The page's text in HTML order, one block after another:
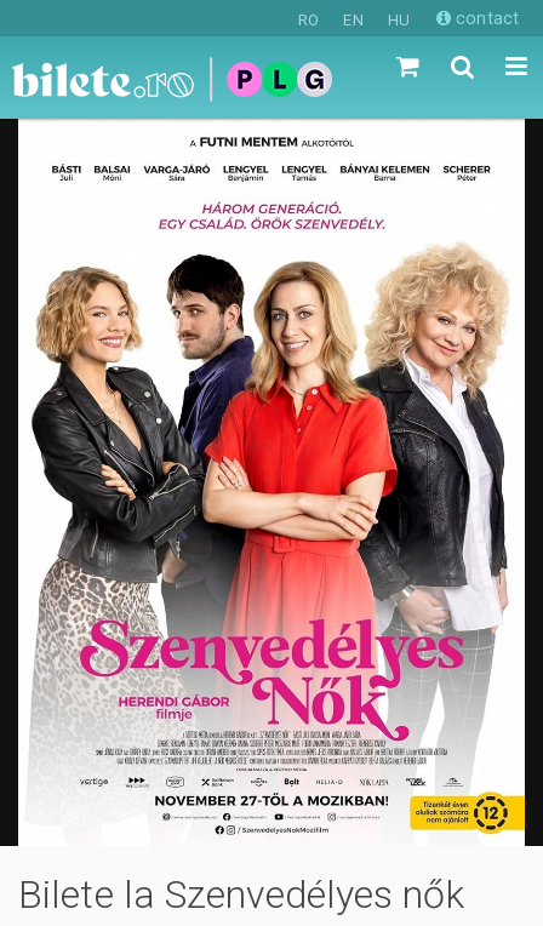
RO EN HU contact
Bilete la Szenvedélyes nők